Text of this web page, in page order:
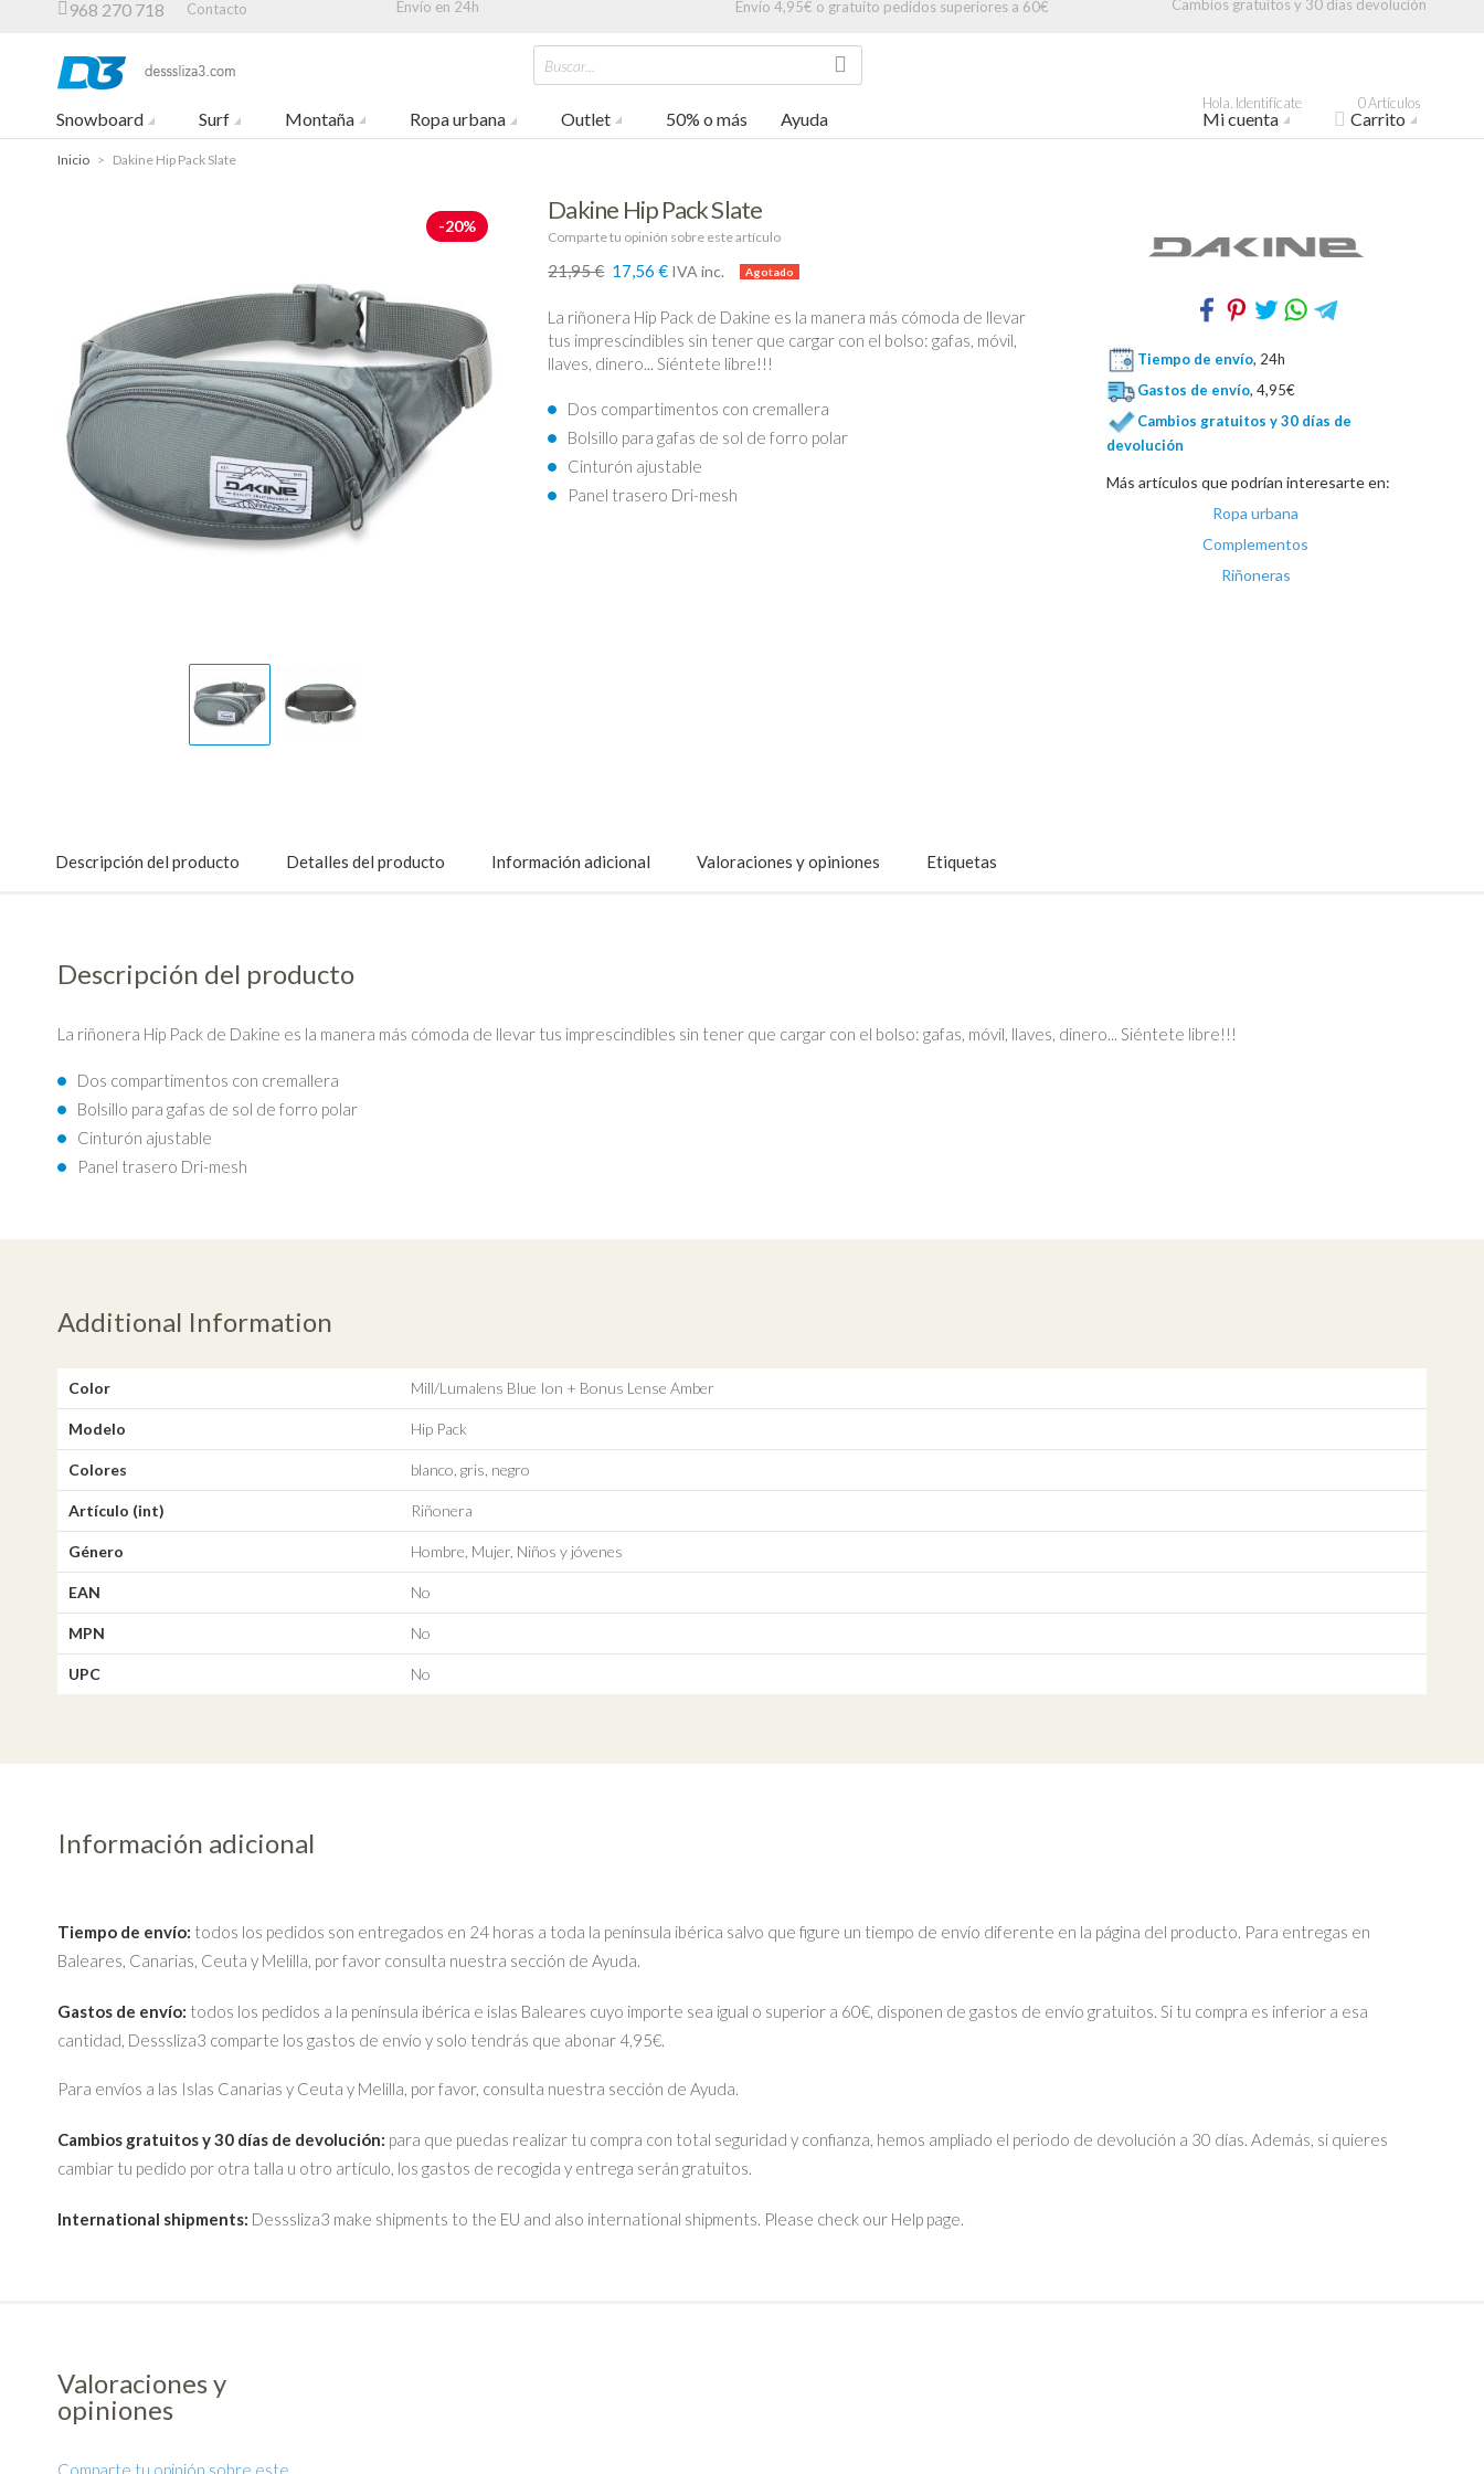
968 270 718 Contacto Envío en 24h Envío 4,95€ o gratuíto pedidos superiores a 60€ Cambios gratuitos y 30 días devolución
Buscar...
Hola. Identifícate
Mi cuenta
0 Artículos
Carrito
Snowboard Surf Montaña Ropa urbana Outlet 50% o más Ayuda
Inicio > Dakine Hip Pack Slate
-20%
Dakine Hip Pack Slate
Comparte tu opinión sobre este artículo
21,95 € 17,56 € IVA inc.
La riñonera Hip Pack de Dakine es la manera más cómoda de llevar
tus imprescindibles sin tener que cargar con el bolso: gafas, móvil,
llaves, dinero... Siéntete libre!!!
Dos compartimentos con cremallera
Bolsillo para gafas de sol de forro polar
Cinturón ajustable
Panel trasero Dri-mesh
Tiempo de envío, 24h
Gastos de envío, 4,95€
Cambios gratuitos y 30 días de
devolución
Más artículos que podrían interesarte en:
Ropa urbana
Complementos
Riñoneras
Descripción del producto Detalles del producto Información adicional Valoraciones y opiniones Etiquetas
Descripción del producto
La riñonera Hip Pack de Dakine es la manera más cómoda de llevar tus imprescindibles sin tener que cargar con el bolso: gafas, móvil, llaves, dinero... Siéntete libre!!!
Dos compartimentos con cremallera
Bolsillo para gafas de sol de forro polar
Cinturón ajustable
Panel trasero Dri-mesh
Additional Information
Color Mill/Lumalens Blue Ion + Bonus Lense Amber
Modelo Hip Pack
Colores blanco, gris, negro
Artículo (int) Riñonera
Género Hombre, Mujer, Niños y jóvenes
EAN No
MPN No
UPC No
Información adicional
Tiempo de envío: todos los pedidos son entregados en 24 horas a toda la península ibérica salvo que figure un tiempo de envío diferente en la página del producto. Para entregas en
Baleares, Canarias, Ceuta y Melilla, por favor consulta nuestra sección de Ayuda.
Gastos de envío: todos los pedidos a la península ibérica e islas Baleares cuyo importe sea igual o superior a 60€, disponen de gastos de envío gratuitos. Si tu compra es inferior a esa
cantidad, Desssliza3 comparte los gastos de envío y solo tendrás que abonar 4,95€.
Para envíos a las Islas Canarias y Ceuta y Melilla, por favor, consulta nuestra sección de Ayuda.
Cambios gratuitos y 30 días de devolución: para que puedas realizar tu compra con total seguridad y confianza, hemos ampliado el periodo de devolución a 30 días. Además, si quieres
cambiar tu pedido por otra talla u otro artículo, los gastos de recogida y entrega serán gratuitos.
International shipments: Desssliza3 make shipments to the EU and also international shipments. Please check our Help page.
Valoraciones y
opiniones
Comparte tu opinión sobre este